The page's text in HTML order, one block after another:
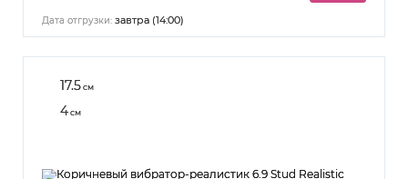
Дата отгрузки: завтра (14:00)
17.5см
4см